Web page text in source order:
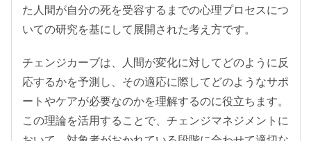
た人間が自分の死を受容するまでの心理プロセスにつ
いての研究を基にして展開された考え方です。
チェンジカーブは、人間が変化に対してどのように反
応するかを予測し、その適応に際してどのようなサポ
ートやケアが必要なのかを理解するのに役立ちます。
この理論を活用することで、チェンジマネジメントに